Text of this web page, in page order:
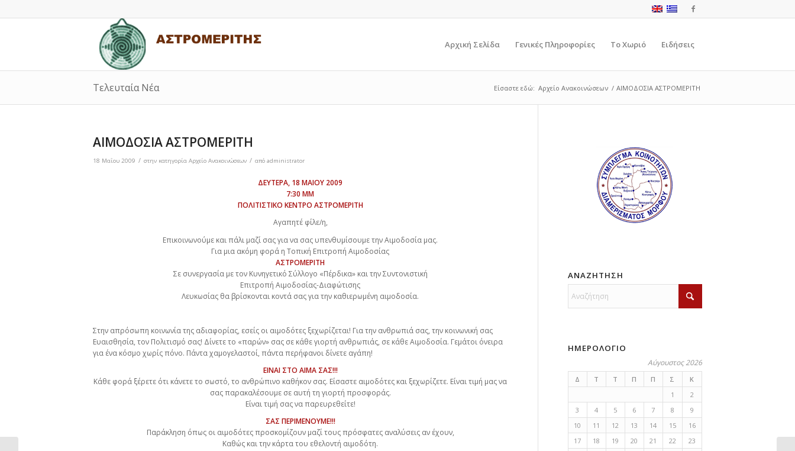
Αρχική Σελίδα Γενικές Πληροφορίες Το Χωριό Ειδήσεις
Τελευταία Νέα Είσαστε εδώ: Αρχείο Ανακοινώσεων / ΑΙΜΟΔΟΣΙΑ ΑΣΤΡΟΜΕΡΙΤΗ
ΑΙΜΟΔΟΣΙΑ ΑΣΤΡΟΜΕΡΙΤΗ
18 Μαΐου 2009 / στην κατηγορία Αρχείο Ανακοινώσεων / από administrator
ΔΕΥΤΕΡΑ, 18 ΜΑΙΟΥ 2009
7:30 ΜΜ
ΠΟΛΙΤΙΣΤΙΚΟ ΚΕΝΤΡΟ ΑΣΤΡΟΜΕΡΙΤΗ
Αγαπητέ φίλε/η,
Επικοινωνούμε και πάλι μαζί σας για να σας υπενθυμίσουμε την Αιμοδοσία μας.
Για μια ακόμη φορά η Τοπική Επιτροπή Αιμοδοσίας
ΑΣΤΡΟΜΕΡΙΤΗ
Σε συνεργασία με τον Κυνηγετικό Σύλλογο «Πέρδικα» και την Συντονιστική
Επιτροπή Αιμοδοσίας-Διαφώτισης
Λευκωσίας θα βρίσκονται κοντά σας για την καθιερωμένη αιμοδοσία.
Στην απρόσωπη κοινωνία της αδιαφορίας, εσείς οι αιμοδότες ξεχωρίζεται! Για την ανθρωπιά σας, την κοινωνική σας
Ευαισθησία, τον Πολιτισμό σας! Δίνετε το «παρών» σας σε κάθε γιορτή ανθρωπιάς, σε κάθε Αιμοδοσία. Γεμάτοι όνειρα
για ένα κόσμο χωρίς πόνο. Πάντα χαμογελαστοί, πάντα περήφανοι δίνετε αγάπη!
ΕΙΝΑΙ ΣΤΟ ΑΙΜΑ ΣΑΣ!!!
Κάθε φορά ξέρετε ότι κάνετε το σωστό, το ανθρώπινο καθήκον σας. Είσαστε αιμοδότες και ξεχωρίζετε. Είναι τιμή μας να
σας παρακαλέσουμε σε αυτή τη γιορτή προσφοράς.
Είναι τιμή σας να παρευρεθείτε!
ΣΑΣ ΠΕΡΙΜΕΝΟΥΜΕ!!!
Παράκληση όπως οι αιμοδότες προσκομίζουν μαζί τους πρόσφατες αναλύσεις αν έχουν,
Καθώς και την κάρτα του εθελοντή αιμοδότη.
ΑΝΑΖΗΤΗΣΗ
ΗΜΕΡΟΛΟΓΙΟ
Αύγουστος 2026
Δ Τ Τ Π Π Σ
Κ
1
2
3
4 5 6 7 8
9
10
11 12 13 14 15
16
17
18 19 20 21 22
23